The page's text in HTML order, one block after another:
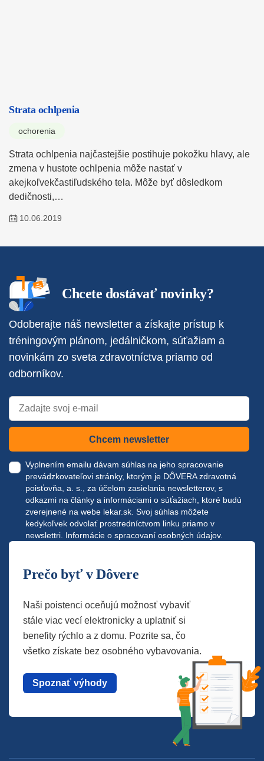
Strata ochlpenia
ochorenia
Strata ochlpenia najčastejšie postihuje pokožku hlavy, ale
zmena v hustote ochlpenia môže nastať v
akejkoľvekčastiľudského tela. Môže byť dôsledkom
dedičnosti,…
10.06.2019
Chcete dostávať novinky?
Odoberajte náš newsletter a získajte prístup k
tréningovým plánom, jedálničkom, súťažiam a
novinkám zo sveta zdravotníctva priamo od
odborníkov.
Chcem newsletter
Vyplnením emailu dávam súhlas na jeho spracovanie
prevádzkovateľovi stránky, ktorým je DÔVERA zdravotná
poisťovňa, a. s., za účelom zasielania newsletterov, s
odkazmi na články a informáciami o súťažiach, ktoré budú
zverejnené na webe lekar.sk. Svoj súhlas môžete
kedykoľvek odvolať prostredníctvom linku priamo v
newslettri. Informácie o spracovaní osobných údajov.
Prečo byť v Dôvere
Naši poistenci oceňujú možnosť vybaviť
stále viac vecí elektronicky a uplatniť si
benefity rýchlo a z domu. Pozrite sa, čo
všetko získate bez osobného vybavovania.
Spoznať výhody